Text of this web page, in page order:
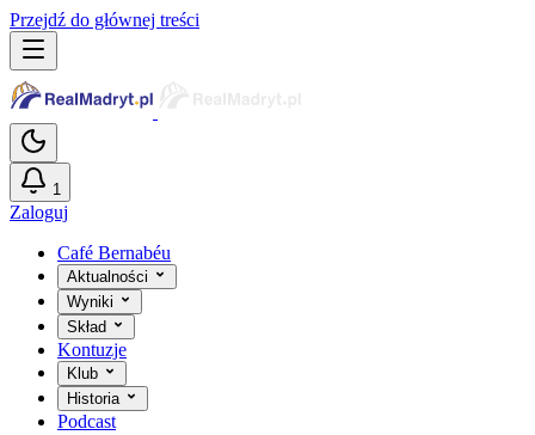
Przejdź do głównej treści
1
Zaloguj
Café Bernabéu
Aktualności
Wyniki
Skład
Kontuzje
Klub
Historia
Podcast